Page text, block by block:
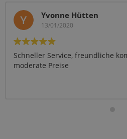
kompetente Mitarbeiter,